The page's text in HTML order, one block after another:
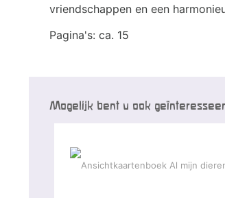
vriendschappen en een
Pagina's: ca. 15
Mogelijk bent u ook